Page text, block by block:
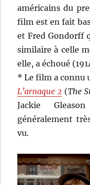
américains du
film est en fait
et Fred Gondorff
similaire à celle
elle, a échoué
* Le film a connu
L’arnaque 2 (The
Jackie
généralement
vu.